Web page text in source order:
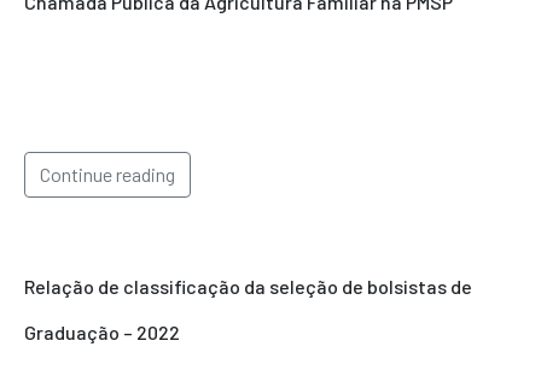
Continue reading
Relação de classificação da seleção de bolsistas de
Graduação – 2022